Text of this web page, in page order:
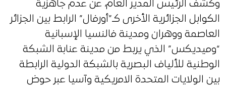
وكشف الرئيس المدير العام، عن عدم جاهزية
الكوابل الجزائرية الأخرى كـ”أورفال” الرابط بين الجزائر
العاصمة ووهران ومدينة فالنسيا الإسبانية
“وميديكس” الذي يربط من مدينة عنابة الشبكة
الوطنية للألياف البصرية بالشبكة الدولية الرابطة
بين الولايات المتحدة الامريكية وآسيا عبر حوض